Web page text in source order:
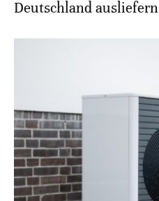
Deutschland ausliefern